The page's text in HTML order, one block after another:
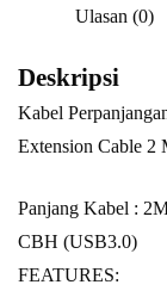
Ulasan (0)
Deskripsi
Kabel
Extension Cable 2
Panjang Kabel :
CBH (USB3.0)
FEATURES: